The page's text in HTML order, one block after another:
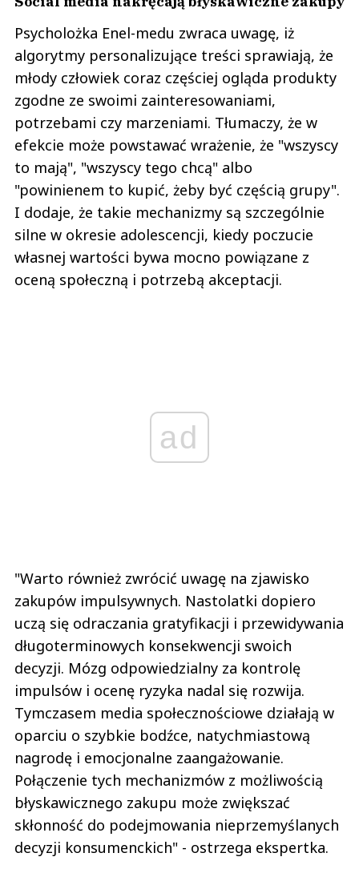
Psycholożka Enel-medu zwraca uwagę, iż
algorytmy personalizujące treści sprawiają, że
młody człowiek coraz częściej ogląda produkty
zgodne ze swoimi zainteresowaniami,
potrzebami czy marzeniami. Tłumaczy, że w
efekcie może powstawać wrażenie, że "wszyscy
to mają", "wszyscy tego chcą" albo
"powinienem to kupić, żeby być częścią grupy".
I dodaje, że takie mechanizmy są szczególnie
silne w okresie adolescencji, kiedy poczucie
własnej wartości bywa mocno powiązane z
oceną społeczną i potrzebą akceptacji.
ad
"Warto również zwrócić uwagę na zjawisko
zakupów impulsywnych. Nastolatki dopiero
uczą się odraczania gratyfikacji i przewidywania
długoterminowych konsekwencji swoich
decyzji. Mózg odpowiedzialny za kontrolę
impulsów i ocenę ryzyka nadal się rozwija.
Tymczasem media społecznościowe działają w
oparciu o szybkie bodźce, natychmiastową
nagrodę i emocjonalne zaangażowanie.
Połączenie tych mechanizmów z możliwością
błyskawicznego zakupu może zwiększać
skłonność do podejmowania nieprzemyślanych
decyzji konsumenckich" - ostrzega ekspertka.